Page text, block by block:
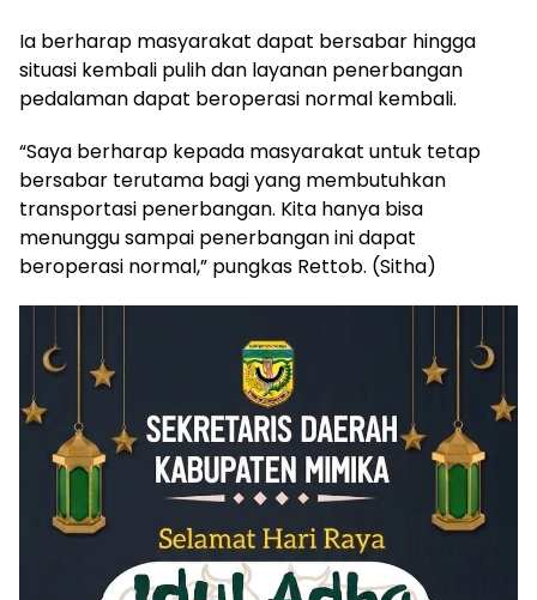
Ia berharap masyarakat dapat bersabar hingga
situasi kembali pulih dan layanan penerbangan
pedalaman dapat beroperasi normal kembali.
“Saya berharap kepada masyarakat untuk tetap
bersabar terutama bagi yang membutuhkan
transportasi penerbangan. Kita hanya bisa
menunggu sampai penerbangan ini dapat
beroperasi normal,” pungkas Rettob. (Sitha)